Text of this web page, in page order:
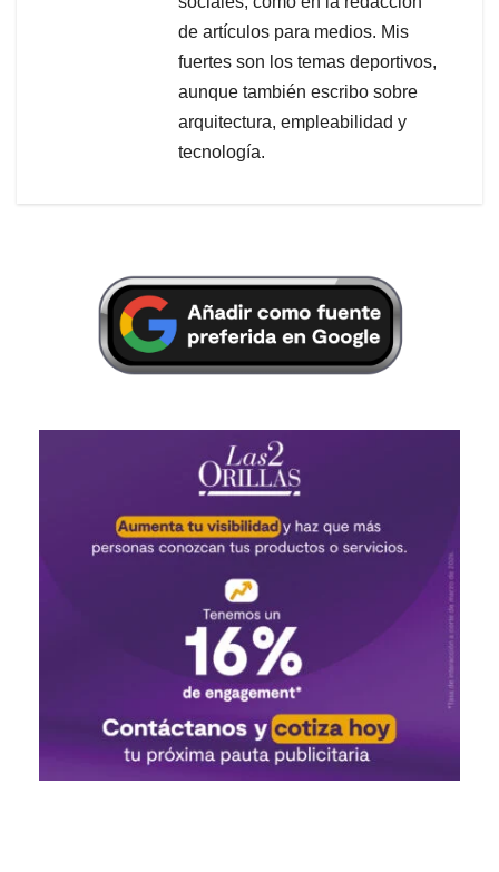
de artículos para medios. Mis
fuertes son los temas deportivos,
aunque también escribo sobre
arquitectura, empleabilidad y
tecnología.